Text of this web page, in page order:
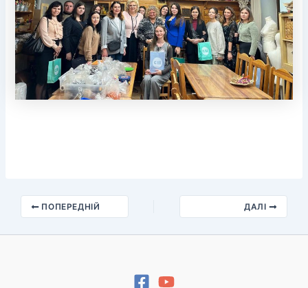
ПОПЕРЕДНІЙ ДАЛІ